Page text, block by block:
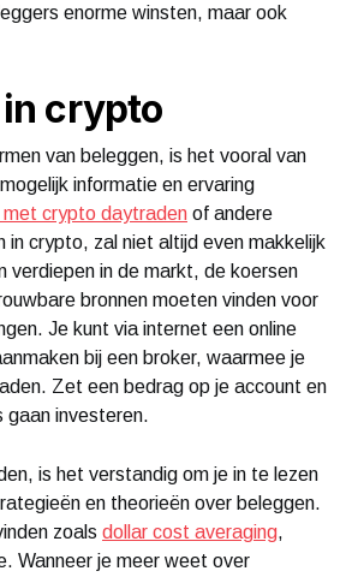
enorme winsten, maar ook
crypto
van beleggen, is het vooral van
informatie en ervaring
met crypto daytraden of andere
in crypto, zal niet altijd even makkelijk
verdiepen in de markt, de koersen
bronnen moeten vinden voor
Je kunt via internet een online
bij een broker, waarmee je
Zet een bedrag op je account en
gaan investeren.
is het verstandig om je in te lezen
en theorieën over beleggen.
zoals dollar cost averaging,
Wanneer je meer weet over